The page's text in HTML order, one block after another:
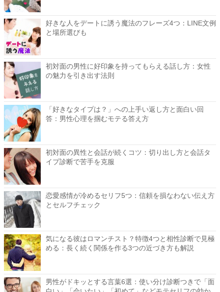
好きな人をデートに誘う魔法のフレーズ4つ：LINE文例
と場所選びも
初対面の男性に好印象を持ってもらえる話し方：女性
の魅力を引き出す法則
「好きなタイプは？」への上手い返し方と面白い回
答：男性心理を掴むモテる答え方
初対面の異性と会話が続くコツ：切り出し方と会話タ
イプ診断で苦手を克服
恋愛感情が冷めるセリフ5つ：信頼を損なわない伝え方
とセルフチェック
気になる彼はロマンチスト？特徴4つと相性診断で見極
める：長く続く関係を作る3つの近づき方も解説
男性がドキッとする言葉6選：使い分け診断つきで「面